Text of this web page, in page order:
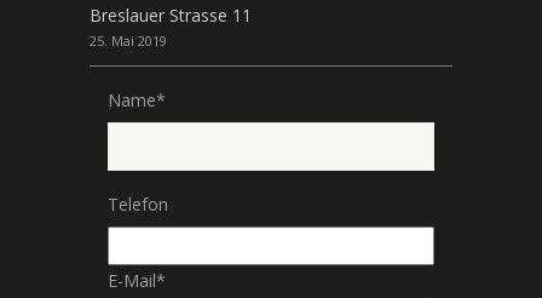
Breslauer Strasse 11
25. Mai 2019
Name*
Telefon
E-Mail*